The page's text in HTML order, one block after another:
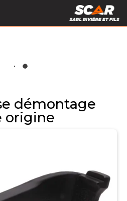
démontage
origine